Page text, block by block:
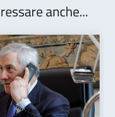
anche...